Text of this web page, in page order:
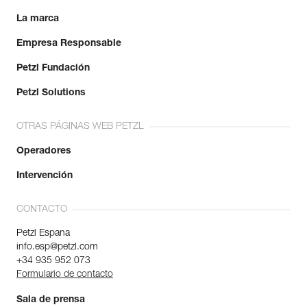
La marca
Empresa Responsable
Petzl Fundación
Petzl Solutions
OTRAS PÁGINAS WEB PETZL
Operadores
Intervención
CONTACTO
Petzl Espana
info.esp@petzl.com
+34 935 952 073
Formulario de contacto
Sala de prensa